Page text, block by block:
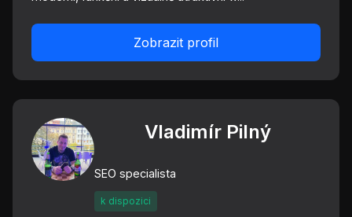
Zobrazit profil
Vladimír Pilný
SEO specialista
k dispozici